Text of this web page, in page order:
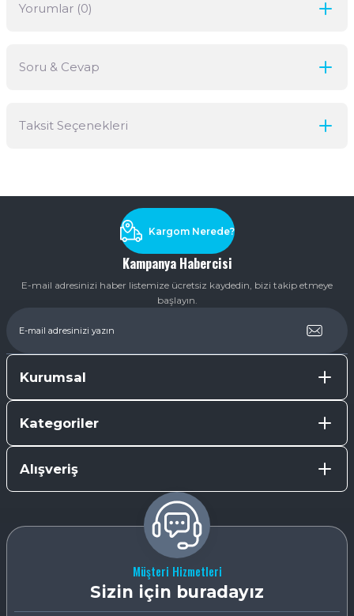
Yorumlar (0)
Soru & Cevap
Taksit Seçenekleri
Kampanya Habercisi
E-mail adresinizi haber listemize ücretsiz kaydedin, bizi takip etmeye
başlayın.
Kargom Nerede?
Kurumsal
Kategoriler
Alışveriş
Müşteri Hizmetleri
Sizin için buradayız